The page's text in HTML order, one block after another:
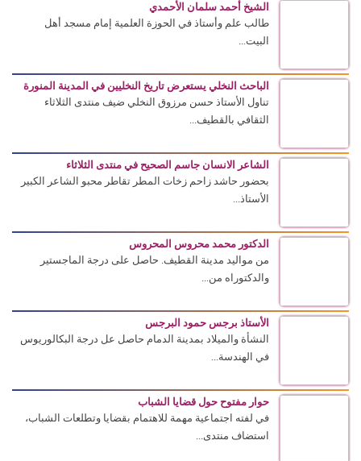
الشيخ أحمد سلمان الأحمدي
طالب علم وأستاذ في الحوزة العلمية إمام مسجد أهل
البيت...
الباحث النخلي يستعرض تاريخ النخليين في المدينة المنورة
تناول الأستاذ حسن مرزوق النخلي ضيف منتدى الثلاثاء
الثقافي بالقطيف...
الشاعر الانسان جاسم الصحيح في منتدى الثلاثاء
بحضور حاشد زاحم زخات المطر تقاطر محبو الشاعر الكبير
الأستاذ...
الدكتور محمد محروس المحروس
من مواليد مدينة القطيف. حاصل على درجة الماجستير
والدكتوراه من...
الأستاذ برجس حمود البرجس
النشأة والميلاد بمدينة الدمام حاصل عل درجة البكالوريوس
في الهندسة...
حوار مفتوح حول قضايا الشباب
في لفته اجتماعية مهمة للاهتمام بقضايا وتطلعات الشباب،
استضاف منتدى...